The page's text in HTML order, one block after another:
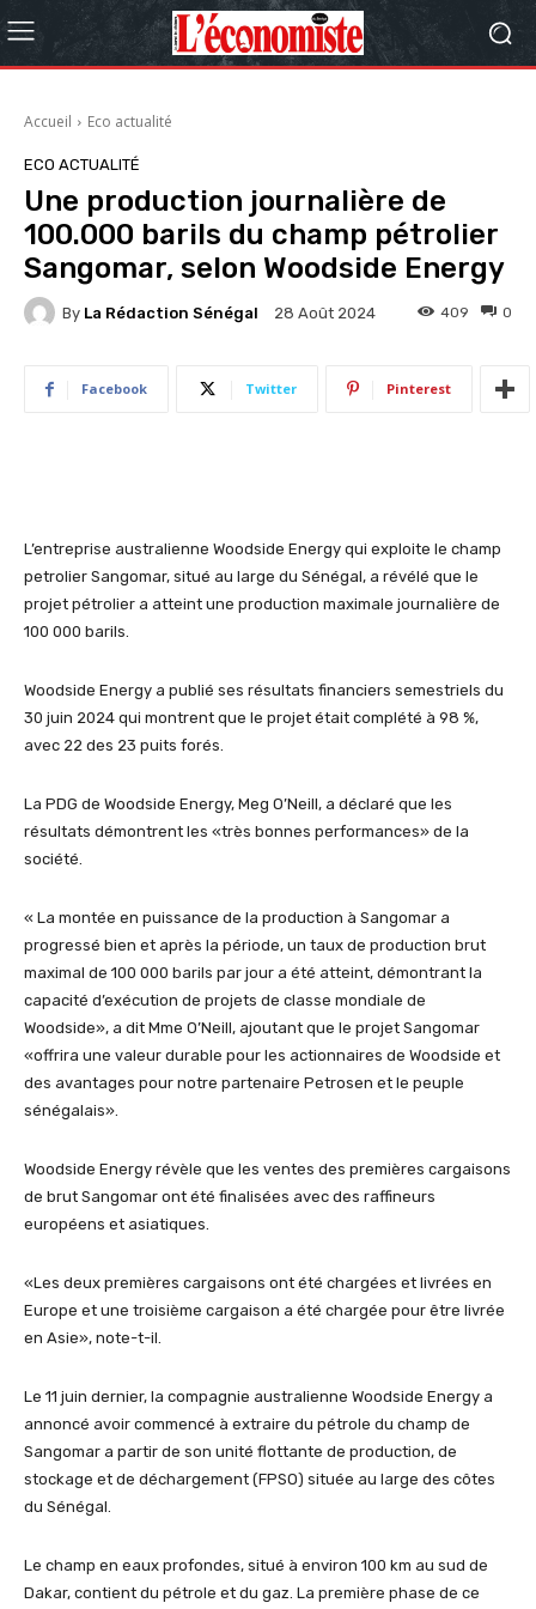
Accueil Eco actualité
ECO ACTUALITÉ
Une production journalière de
100.000 barils du champ pétrolier
Sangomar, selon Woodside Energy
By La Rédaction Sénégal 28 Août 2024 0
409
Facebook Twitter Pinterest
L’entreprise australienne Woodside Energy qui exploite le champ
petrolier Sangomar, situé au large du Sénégal, a révélé que le
projet pétrolier a atteint une production maximale journalière de
100 000 barils.
Woodside Energy a publié ses résultats financiers semestriels du
30 juin 2024 qui montrent que le projet était complété à 98 %,
avec 22 des 23 puits forés.
La PDG de Woodside Energy, Meg O’Neill, a déclaré que les
résultats démontrent les «très bonnes performances» de la
société.
« La montée en puissance de la production à Sangomar a
progressé bien et après la période, un taux de production brut
maximal de 100 000 barils par jour a été atteint, démontrant la
capacité d’exécution de projets de classe mondiale de
Woodside», a dit Mme O’Neill, ajoutant que le projet Sangomar
«offrira une valeur durable pour les actionnaires de Woodside et
des avantages pour notre partenaire Petrosen et le peuple
sénégalais».
Woodside Energy révèle que les ventes des premières cargaisons
de brut Sangomar ont été finalisées avec des raffineurs
européens et asiatiques.
«Les deux premières cargaisons ont été chargées et livrées en
Europe et une troisième cargaison a été chargée pour être livrée
en Asie», note-t-il.
Le 11 juin dernier, la compagnie australienne Woodside Energy a
annoncé avoir commencé à extraire du pétrole du champ de
Sangomar a partir de son unité flottante de production, de
stockage et de déchargement (FPSO) située au large des côtes
du Sénégal.
Le champ en eaux profondes, situé à environ 100 km au sud de
Dakar, contient du pétrole et du gaz. La première phase de ce